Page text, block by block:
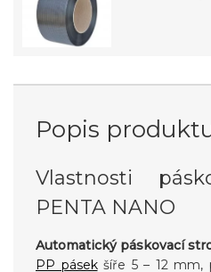
Popis
Vlastnosti
PENTA NANO
Automatický páskovací
PP pásekšíře 5 – 12 mm,